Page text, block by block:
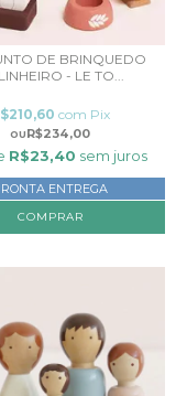
DE BRINQUEDO
- LE TO...
R$234,00
com Pix
R$23,40 sem juros
ENTREGA